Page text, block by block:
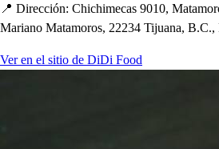
📍 Dirección: Chichimecas 9010, Mat
Mariano Matamoros, 22234 Tijuana,
Ver en el sitio de DiDi Food